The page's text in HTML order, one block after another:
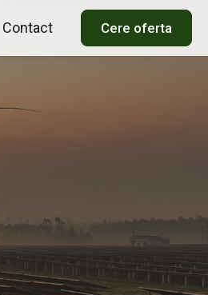
Contact Cere oferta